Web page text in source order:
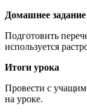
Домашнее задание
Подготовить
используется
Итоги урока
Провести с
на уроке.